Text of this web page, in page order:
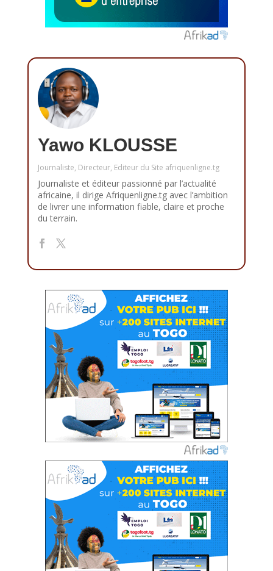
Yawo KLOUSSE
Journaliste, Directeur, Editeur du Site afriquenligne.tg
Journaliste et éditeur passionné par l’actualité
africaine, il dirige Afriquenligne.tg avec l’ambition
de livrer une information fiable, claire et proche
du terrain.